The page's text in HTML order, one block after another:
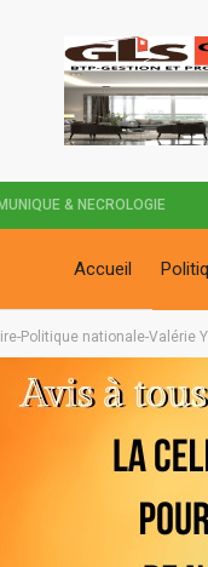
& NECROLOGIE
Accueil
Politique nationale-Valérie